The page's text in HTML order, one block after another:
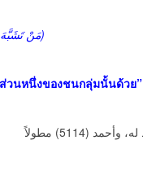
‎ (مَنْ تَشَبَّهَ بِقَومٍ فَهُوَ مِنْهُم)
วนหนึ่งของชนกลุ่มนั้นด้วย”